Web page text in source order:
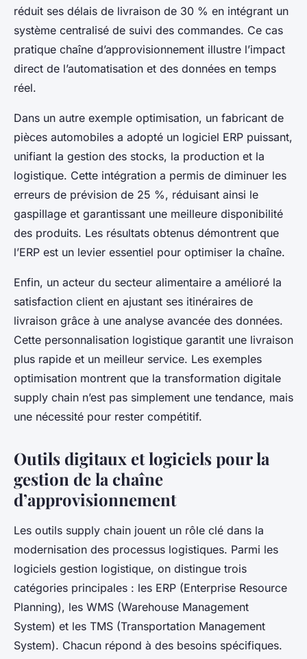
réduit ses délais de livraison de 30 % en intégrant un
système centralisé de suivi des commandes. Ce cas
pratique chaîne d’approvisionnement illustre l’impact
direct de l’automatisation et des données en temps
réel.
Dans un autre exemple optimisation, un fabricant de
pièces automobiles a adopté un logiciel ERP puissant,
unifiant la gestion des stocks, la production et la
logistique. Cette intégration a permis de diminuer les
erreurs de prévision de 25 %, réduisant ainsi le
gaspillage et garantissant une meilleure disponibilité
des produits. Les résultats obtenus démontrent que
l’ERP est un levier essentiel pour optimiser la chaîne.
Enfin, un acteur du secteur alimentaire a amélioré la
satisfaction client en ajustant ses itinéraires de
livraison grâce à une analyse avancée des données.
Cette personnalisation logistique garantit une livraison
plus rapide et un meilleur service. Les exemples
optimisation montrent que la transformation digitale
supply chain n’est pas simplement une tendance, mais
une nécessité pour rester compétitif.
Outils digitaux et logiciels pour la
gestion de la chaîne
d’approvisionnement
Les outils supply chain jouent un rôle clé dans la
modernisation des processus logistiques. Parmi les
logiciels gestion logistique, on distingue trois
catégories principales : les ERP (Enterprise Resource
Planning), les WMS (Warehouse Management
System) et les TMS (Transportation Management
System). Chacun répond à des besoins spécifiques.